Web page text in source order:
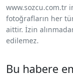
www.sozcu.com.tr
fotoğrafların her
aittir. İzin
edilemez.
Bu habere